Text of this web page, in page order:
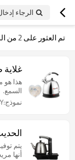
الرجاء
تم العثور على 2 من
السمع.
نموذج:FLK-DS08Y
يتم
أنها